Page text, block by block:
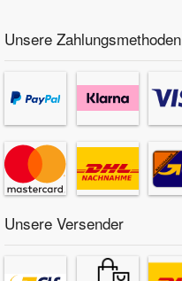
Unsere Zahlungsmethoden
Unsere Versender